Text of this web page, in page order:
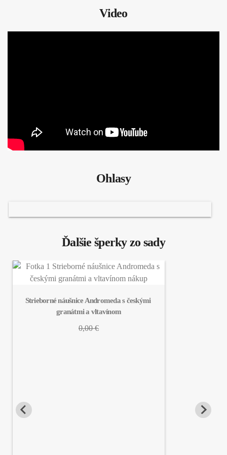
Video
Ohlasy
Ďalšie šperky zo sady
Strieborné náušnice Andromeda s českými
granátmi a vltavínom
0,00 €